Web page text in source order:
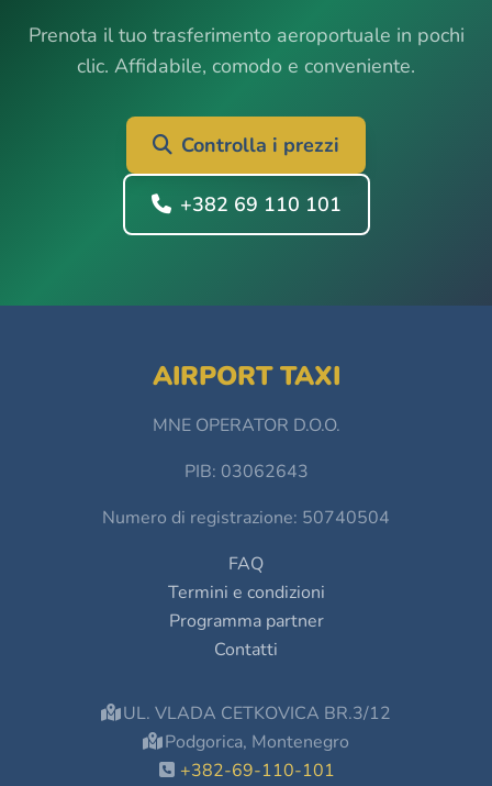
Prenota il tuo trasferimento aeroportuale in pochi
clic. Affidabile, comodo e conveniente.
Controlla i prezzi
+382 69 110 101
AIRPORT TAXI
MNE OPERATOR D.O.O.
PIB: 03062643
Numero di registrazione: 50740504
FAQ
Termini e condizioni
Programma partner
Contatti
UL. VLADA CETKOVICA BR.3/12
Podgorica, Montenegro
+382-69-110-101